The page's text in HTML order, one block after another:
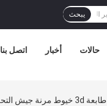
يبحث
اتصل بنا أخبار حالات
طابعة 3d خيوط مرنة جيش التحرير الشعبى الصينى 1.75mm 3mm المواد الاستهلاكية البلاستيكية المادة